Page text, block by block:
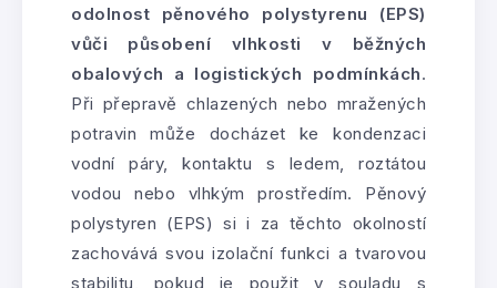
odolnost pěnového polystyrenu (EPS)
vůči působení vlhkosti v běžných
obalových a logistických podmínkách.
Při přepravě chlazených nebo mražených
potravin může docházet ke kondenzaci
vodní páry, kontaktu s ledem, roztátou
vodou nebo vlhkým prostředím. Pěnový
polystyren (EPS) si i za těchto okolností
zachovává svou izolační funkci a tvarovou
stabilitu, pokud je použit v souladu s